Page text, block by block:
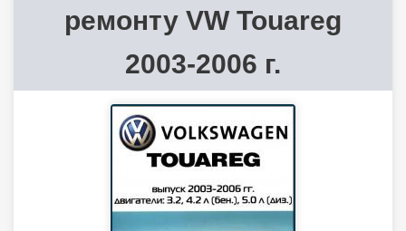
ремонту VW Touareg
2003-2006 г.